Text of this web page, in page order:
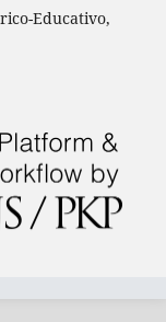
Educativo,